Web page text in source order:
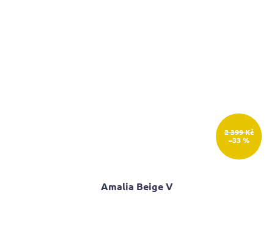
2 399 Kč
–33 %
Amalia Beige V